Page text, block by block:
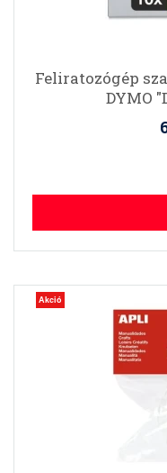
Feliratozógép
DYMO
Akció